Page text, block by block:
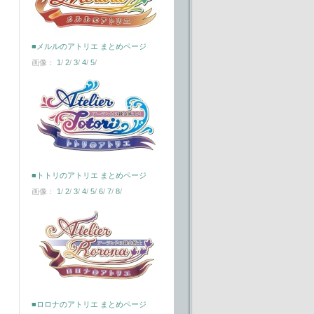
■メルルのアトリエ まとめページ
画像： 1/ 2/ 3/ 4/ 5/
■トトリのアトリエ まとめページ
画像： 1/ 2/ 3/ 4/ 5/ 6/ 7/ 8/
■ロロナのアトリエ まとめページ